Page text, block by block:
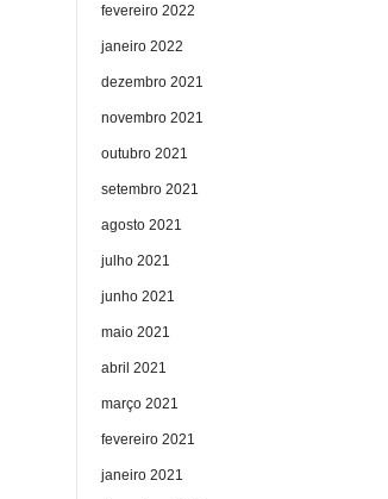
fevereiro 2022
janeiro 2022
dezembro 2021
novembro 2021
outubro 2021
setembro 2021
agosto 2021
julho 2021
junho 2021
maio 2021
abril 2021
março 2021
fevereiro 2021
janeiro 2021